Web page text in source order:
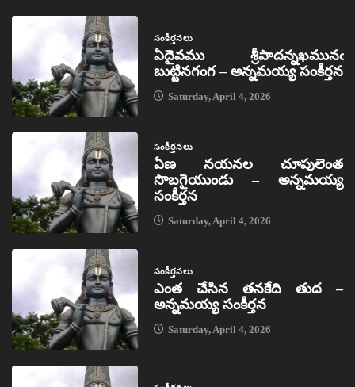
సంకీర్తనలు
ఏదైవము శ్రీపాదన్నఖమునఁ
బుట్టినగంగ – అన్నమయ్య సంకీర్తన
Saturday, April 4, 2026
సంకీర్తనలు
ఏణ నయనల చూపులెంత
సొబగైయుండు – అన్నమయ్య
సంకీర్తన
Saturday, April 4, 2026
సంకీర్తనలు
ఎంత చేసిన తనకేది తుద –
అన్నమయ్య సంకీర్తన
Saturday, April 4, 2026